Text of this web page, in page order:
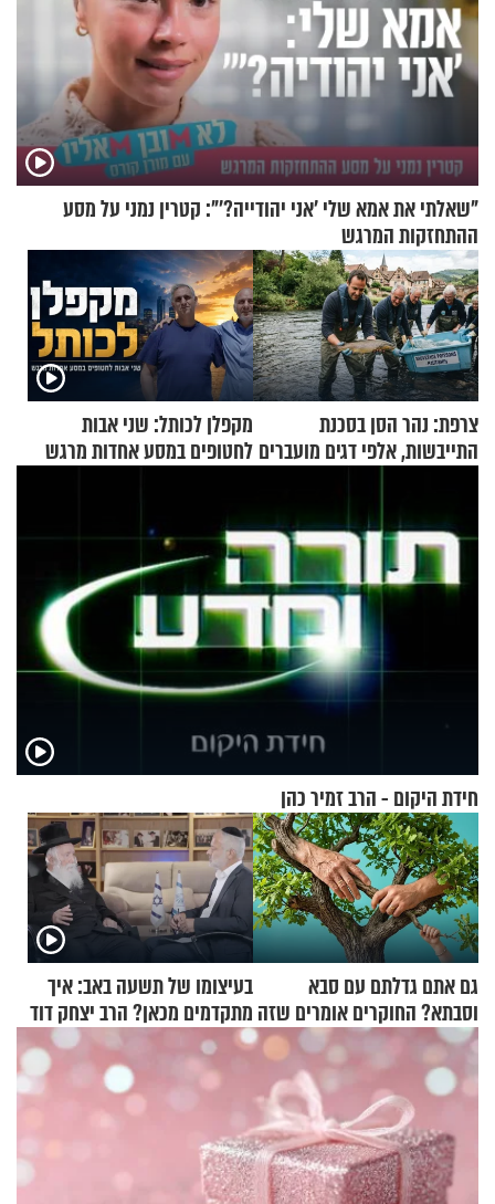
"שאלתי את אמא שלי 'אני יהודייה?'": קטרין נמני על מסע
ההתחזקות המרגש
צרפת: נהר הסן בסכנת
התייבשות, אלפי דגים מועברים
מקפלן לכותל: שני אבות
לחטופים במסע אחדות מרגש
חידת היקום - הרב זמיר כהן
גם אתם גדלתם עם סבא
וסבתא? החוקרים אומרים שזה
מתכון מנצח
בעיצומו של תשעה באב: איך
מתקדמים מכאן? הרב יצחק דוד
גרוסמן בשיחה מיוחדת